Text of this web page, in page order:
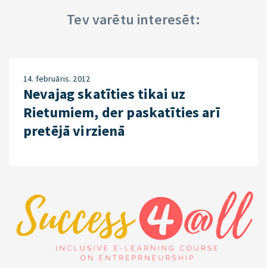
Tev varētu interesēt:
14. februāris. 2012
Nevajag skatīties tikai uz
Rietumiem, der paskatīties arī
pretējā virzienā